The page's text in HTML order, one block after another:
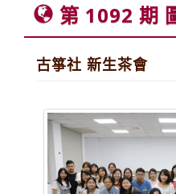
第 1092 期
古箏社 新生茶會